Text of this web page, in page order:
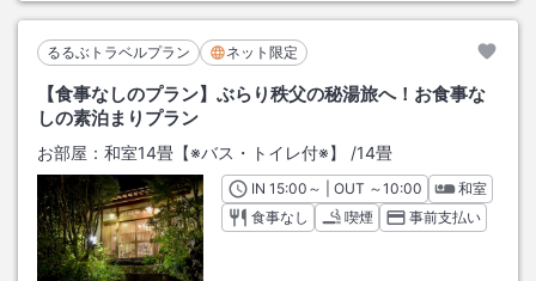
るるぶトラベルプラン ネット限定
【食事なしのプラン】ぶらり秩父の秘湯旅へ！お食事な
しの素泊まりプラン
お部屋： 和室14畳【※バス・トイレ付※】 /14畳
INチェックイン
15:00 ～ | OUT チェックアウト
～10:00
和室
食事なし
喫煙 事前支払い